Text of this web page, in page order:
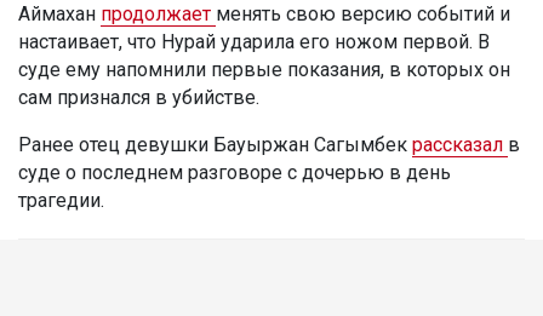
Аймахан продолжает менять свою версию событий и
настаивает, что Нурай ударила его ножом первой. В
суде ему напомнили первые показания, в которых он
сам признался в убийстве.
Ранее отец девушки Бауыржан Сагымбек рассказал в
суде о последнем разговоре с дочерью в день
трагедии.